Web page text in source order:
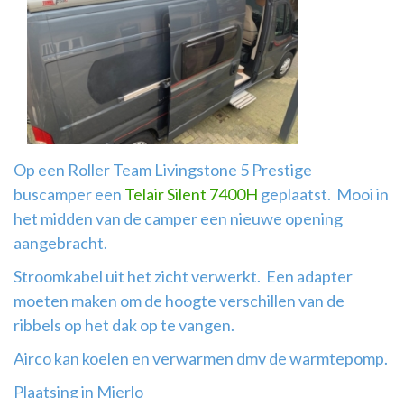
Airco
montage
Op een Roller Team Livingstone 5 Prestige
buscamper een Telair Silent 7400H geplaatst. Mooi in
het midden van de camper een nieuwe opening
aangebracht.
Stroomkabel uit het zicht verwerkt. Een adapter
moeten maken om de hoogte verschillen van de
ribbels op het dak op te vangen.
Airco kan koelen en verwarmen dmv de warmtepomp.
Plaatsing in Mierlo